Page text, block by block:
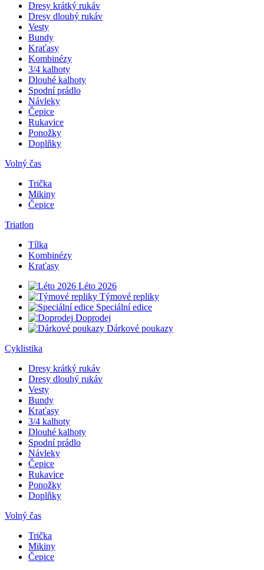
Dresy krátký rukáv
Dresy dlouhý rukáv
Vesty
Bundy
Kraťasy
Kombinézy
3/4 kalhoty
Dlouhé kalhoty
Spodní prádlo
Návleky
Čepice
Rukavice
Ponožky
Doplňky
Volný čas
Trička
Mikiny
Čepice
Triatlon
Tílka
Kombinézy
Kraťasy
Léto 2026
Týmové repliky
Speciální edice
Doprodej
Dárkové poukazy
Cyklistika
Dresy krátký rukáv
Dresy dlouhý rukáv
Vesty
Bundy
Kraťasy
3/4 kalhoty
Dlouhé kalhoty
Spodní prádlo
Návleky
Čepice
Rukavice
Ponožky
Doplňky
Volný čas
Trička
Mikiny
Čepice